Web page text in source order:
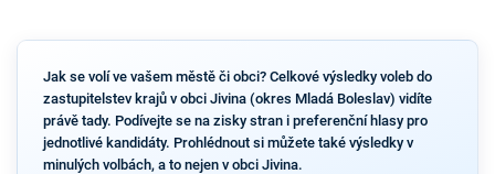
Jak se volí ve vašem městě či obci? Celkové výsledky voleb do
zastupitelstev krajů v obci Jivina (okres Mladá Boleslav) vidíte
právě tady. Podívejte se na zisky stran i preferenční hlasy pro
jednotlivé kandidáty. Prohlédnout si můžete také výsledky v
minulých volbách, a to nejen v obci Jivina.